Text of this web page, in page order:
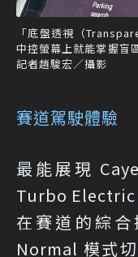
「底盤透視（
中控螢幕上就能掌握盲
記者趙駿宏／攝影
賽道駕駛體驗
最能展現
Turbo Electric
在賽道的綜
Normal 模式